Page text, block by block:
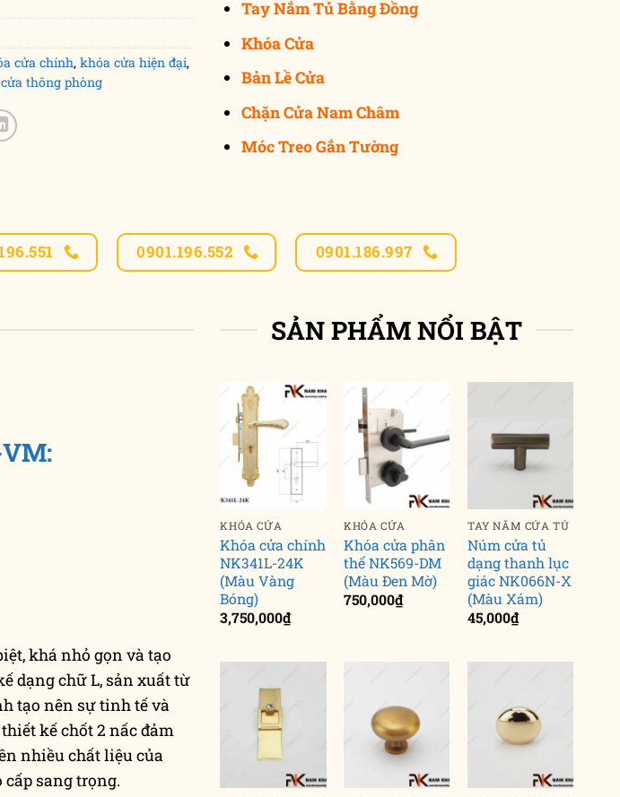
cửa chính,khóa cửa hiện đại,
thông phòng
Tay Nắm Tủ Bằng Đồng
Khóa Cửa
Bản Lề Cửa
Chặn Cửa Nam Châm
Móc Treo Gắn Tường
0901.196.552 0901.186.997
khá nhỏ gọn và tạo
dạng chữ L, sản xuất từ
tạo nên sự tinh tế và
kế chốt 2 nấc đảm
nhiều chất liệu của
cấp sang trọng.
SẢN PHẨM NỔI BẬT
KHÓA CỬA
Khóa cửa chính
NK341L-24K
(Màu Vàng
Bóng)
3,750,000₫
KHÓA CỬA
Khóa cửa phân
thể NK569-DM
(Màu Đen Mờ)
750,000₫
TAY NẮM CỬA TỦ
Núm cửa tủ
dạng thanh lục
giác NK066N-X
(Màu Xám)
45,000₫